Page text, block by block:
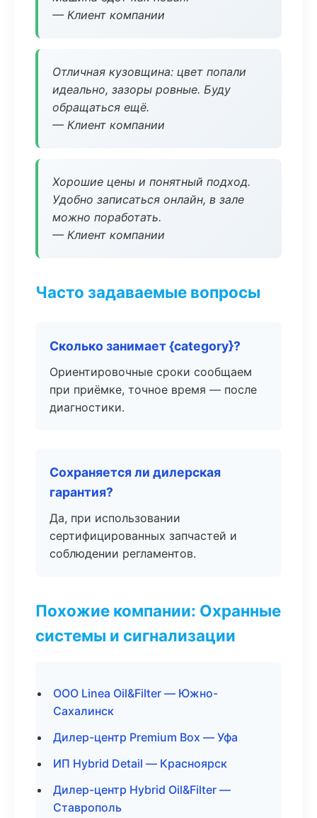
— Клиент компании
Отличная кузовщина: цвет попали
идеально, зазоры ровные. Буду
обращаться ещё.
— Клиент компании
Хорошие цены и понятный подход.
Удобно записаться онлайн, в зале
можно поработать.
— Клиент компании
Часто задаваемые вопросы
Сколько занимает {category}?
Ориентировочные сроки сообщаем
при приёмке, точное время — после
диагностики.
Сохраняется ли дилерская
гарантия?
Да, при использовании
сертифицированных запчастей и
соблюдении регламентов.
Похожие компании: Охранные
системы и сигнализации
ООО Linea Oil&Filter — Южно-
Сахалинск
Дилер-центр Premium Box — Уфа
ИП Hybrid Detail — Красноярск
Дилер-центр Hybrid Oil&Filter —
Ставрополь